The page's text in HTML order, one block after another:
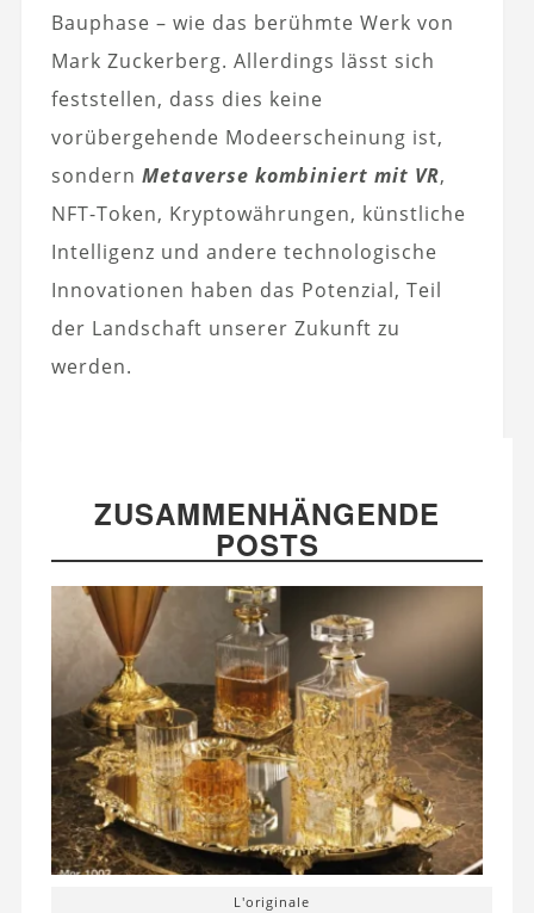
Bauphase – wie das berühmte Werk von
Mark Zuckerberg. Allerdings lässt sich
feststellen, dass dies keine
vorübergehende Modeerscheinung ist,
sondern Metaverse kombiniert mit VR,
NFT-Token, Kryptowährungen, künstliche
Intelligenz und andere technologische
Innovationen haben das Potenzial, Teil
der Landschaft unserer Zukunft zu
werden.
ZUSAMMENHÄNGENDE
POSTS
L'originale